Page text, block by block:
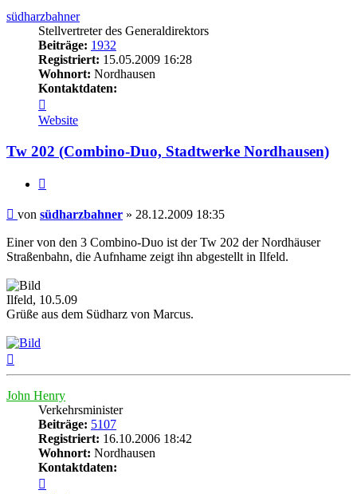
südharzbahner
Stellvertreter des Generaldirektors
Beiträge: 1932
Registriert: 15.05.2009 16:28
Wohnort: Nordhausen
Kontaktdaten:
von
südharzbahner
Website
Tw 202 (Combino-Duo, Stadtwerke Nordhausen)
Beitrag
von südharzbahner » 28.12.2009 18:35
Einer von den 3 Combino-Duo ist der Tw 202 der Nordhäuser
Straßenbahn, die Aufnhame zeigt ihn abgestellt in Ilfeld.
Ilfeld, 10.5.09
Grüße aus dem Südharz von Marcus.
John Henry
Verkehrsminister
Beiträge: 5107
Registriert: 16.10.2006 18:42
Wohnort: Nordhausen
Kontaktdaten: